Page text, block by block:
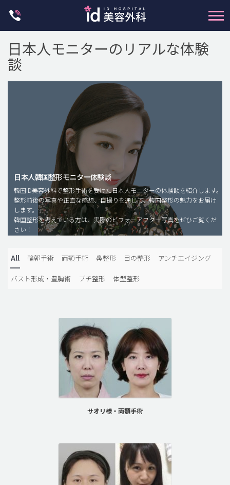
二重・目元整形
脂肪注入(アンチエイジング)
豊胸手術・バストアップ
プチ整形
メンズ整形
idリアルストーリー
ご相談のお問い合わせ
日本人モニターのリアルな体験
談
日本人韓国整形モニター体験談
韓国ID美容外科で整形手術を受けた日本人モニターの体験談を紹介します。
整形前後の写真や正直な感想、自撮りを通じて、韓国整形の魅力をお届け
します。
韓国整形を考えている方は、実際のビフォーアフター写真をぜひご覧くだ
さい！
All 輪郭手術 両顎手術 鼻整形 目の整形 アンチエイジング
バスト形成・豊胸術 プチ整形 体型整形
サオリ様・両顎手術